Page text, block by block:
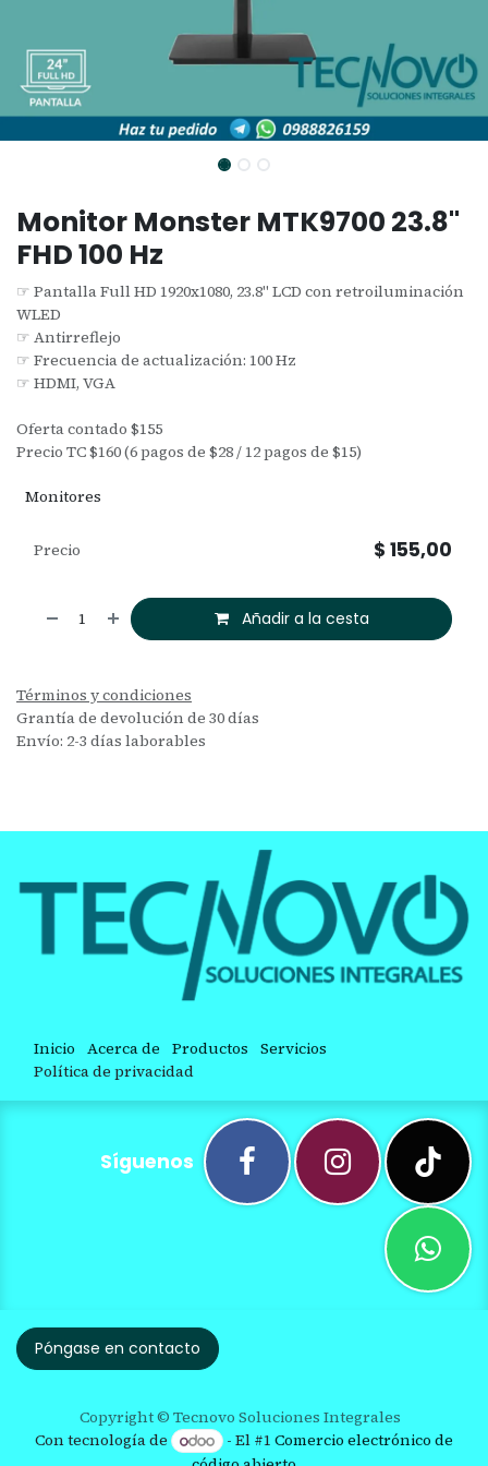
Monitor Monster MTK9700 23.8"
FHD 100 Hz
☞ Pantalla Full HD 1920x1080, 23.8" LCD con retroiluminación
WLED
☞ Antirreflejo
☞ Frecuencia de actualización: 100 Hz
☞ HDMI, VGA
Oferta contado $155
Precio TC $160 (6 pagos de $28 / 12 pagos de $15)
Monitores
Añadir a la cesta
Precio $ 155,00
Términos y condiciones
Grantía de devolución de 30 días
Envío: 2-3 días laborables
Inicio Acerca de Productos Servicios
Política de privacidad
Síguenos
Póngase en contacto
Copyright © Tecnovo Soluciones Integrales
Con tecnología de
- El #1Comercio electrónico de